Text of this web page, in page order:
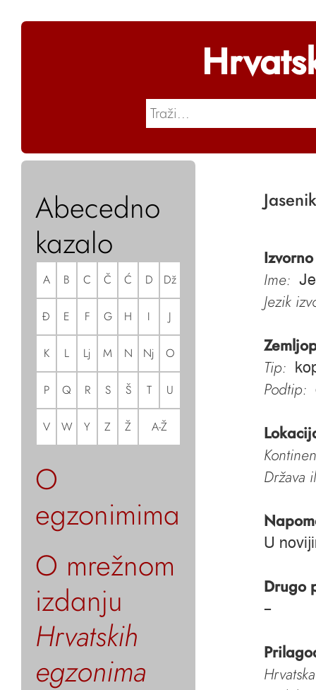
Abecedno
kazalo
A B C Č Ć D Dž
Đ E F G H I J
K L Lj M N Nj O
P Q R S Š T U
V W Y Z Ž A-Ž
O
egzonimima
O mrežnom
izdanju
Hrvatskih
egzonima
Jasenik
Ime:
Jezik
Tip:
Podtip:
Država
U
Drugo
–